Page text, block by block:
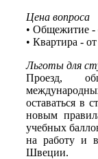
Цена вопроса
• Общежитие -
• Квартира -
Льготы для
Проезд,
оставаться в
новым
учебных
на работу и
Швеции.